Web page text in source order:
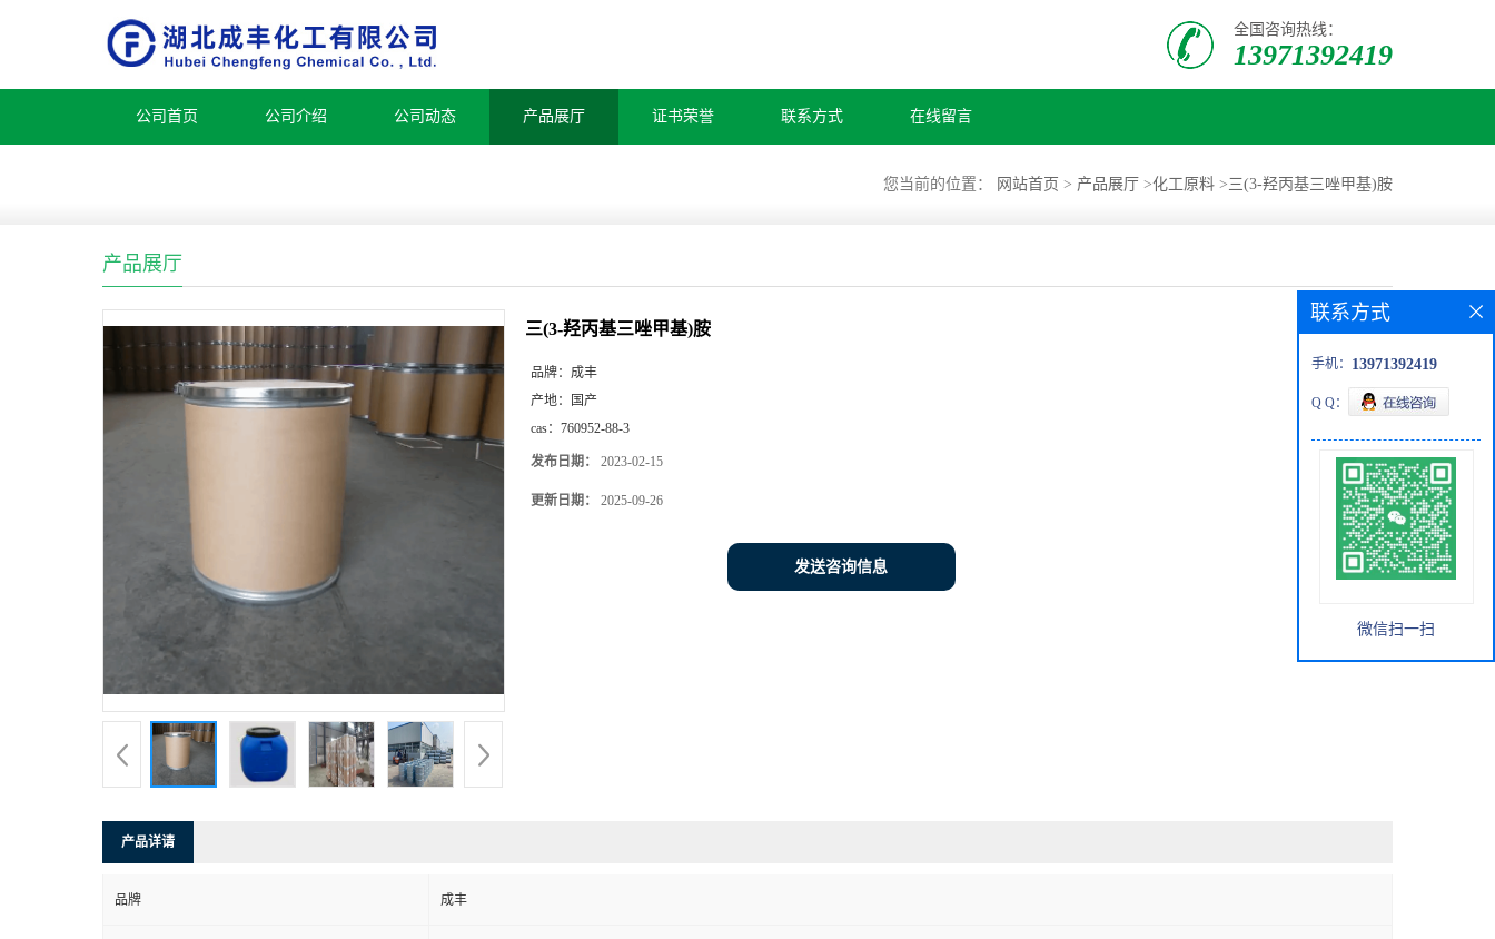
全国咨询热线：
13971392419
公司首页 公司介绍 公司动态 产品展厅 证书荣誉 联系方式 在线留言
您当前的位置： 网站首页 > 产品展厅 >化工原料 >三(3-羟丙基三唑甲基)胺
产品展厅
三(3-羟丙基三唑甲基)胺
品牌： 成丰
产地：
国产
cas： 760952-88-3
发布日期： 2023-02-15
更新日期： 2025-09-26
发送咨询信息
产品详请
品牌 成丰
联系方式
手机： 13971392419
Q Q：
微信扫一扫